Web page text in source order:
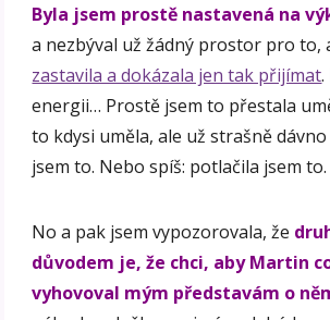
Byla jsem prostě nastavená na
a nezbýval už žádný prostor pro to,
zastavila a dokázala jen tak přijímat
energii… Prostě jsem to přestala
to kdysi uměla, ale už strašně
jsem to. Nebo spíš: potlačila jsem to.
No a pak jsem vypozorovala, že
důvodem je, že chci, aby Martin
vyhovoval mým představám o